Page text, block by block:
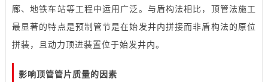
廊、地铁车站等工程中运用广泛。与盾构法相比，顶管法施工
最显著的特点是预制管节是在始发井内拼接而非盾构法的原位
拼装，且动力顶进装置位于始发井内。
影响顶管管片质量的因素